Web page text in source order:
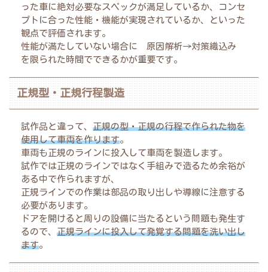
った車に絶対必要なスペックが満足しているか、コンセ
プトに合った性能・機能が実現されているか、といった
観点で評価されます。
性能が満たしていない場合に 原因解析→対策織込み
を限られた時間でできるかが重要です。
正規型・正規行程製造
試作品と違って、 正規の型・正規の行程で作られた物を
使用して車両を作ります。
車両も正規のラインに投入して車両を製造します。
試作では正規のラインではなく手組みで造るため余裕が
ある中で作られますが、
正規ラインでの作業は部品の取り出しや導線に注意する
必要があります。
ドアを開けると周りの設備に当たるという問題も発生す
るので、 正規ラインに投入して発覚する問題を洗い出し
ます。